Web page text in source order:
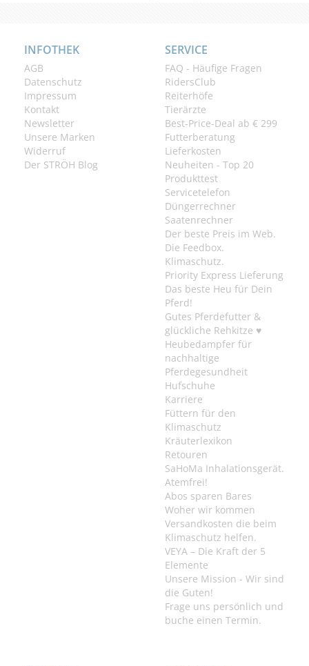
INFOTHEK
AGB
Datenschutz
Impressum
Kontakt
Newsletter
Unsere Marken
Widerruf
Der STRÖH Blog
SERVICE
FAQ - Häufige Fragen
RidersClub
Reiterhöfe
Tierärzte
Best-Price-Deal ab € 299
Futterberatung
Lieferkosten
Neuheiten - Top 20
Produkttest
Servicetelefon
Düngerrechner
Saatenrechner
Der beste Preis im Web.
Die Feedbox.
Klimaschutz.
Priority Express Lieferung
Das beste Heu für Dein
Pferd!
Gutes Pferdefutter &
glückliche Rehkitze ♥
Heubedampfer für
nachhaltige
Pferdegesundheit
Hufschuhe
Karriere
Füttern für den
Klimaschutz
Kräuterlexikon
Retouren
SaHoMa Inhalationsgerät.
Atemfrei!
Abos sparen Bares
Woher wir kommen
Versandkosten die beim
Klimaschutz helfen.
VEYA – Die Kraft der 5
Elemente
Unsere Mission - Wir sind
die Guten!
Frage uns persönlich und
buche einen Termin.